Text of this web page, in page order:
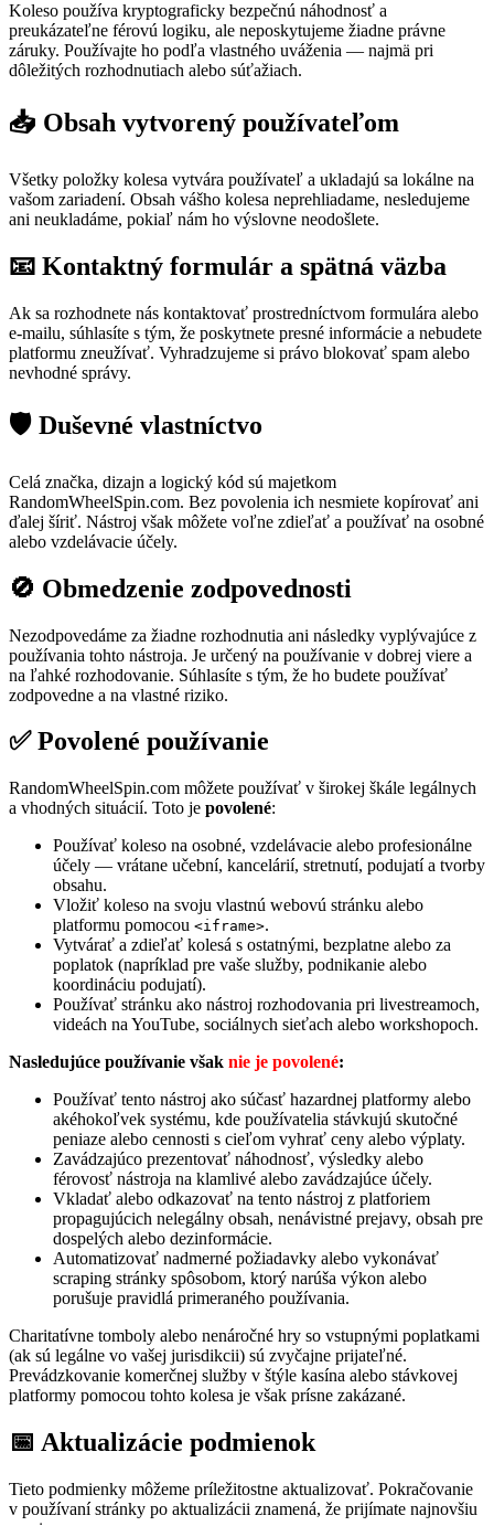
Koleso používa kryptograficky bezpečnú náhodnosť a
preukázateľne férovú logiku, ale neposkytujeme žiadne právne
záruky. Používajte ho podľa vlastného uváženia — najmä pri
dôležitých rozhodnutiach alebo súťažiach.
📥 Obsah vytvorený používateľom
Všetky položky kolesa vytvára používateľ a ukladajú sa lokálne na
vašom zariadení. Obsah vášho kolesa neprehliadame, nesledujeme
ani neukladáme, pokiaľ nám ho výslovne neodošlete.
📧 Kontaktný formulár a spätná väzba
Ak sa rozhodnete nás kontaktovať prostredníctvom formulára alebo
e-mailu, súhlasíte s tým, že poskytnete presné informácie a nebudete
platformu zneužívať. Vyhradzujeme si právo blokovať spam alebo
nevhodné správy.
🛡️ Duševné vlastníctvo
Celá značka, dizajn a logický kód sú majetkom
RandomWheelSpin.com. Bez povolenia ich nesmiete kopírovať ani
ďalej šíriť. Nástroj však môžete voľne zdieľať a používať na osobné
alebo vzdelávacie účely.
🚫 Obmedzenie zodpovednosti
Nezodpovedáme za žiadne rozhodnutia ani následky vyplývajúce z
používania tohto nástroja. Je určený na používanie v dobrej viere a
na ľahké rozhodovanie. Súhlasíte s tým, že ho budete používať
zodpovedne a na vlastné riziko.
✅ Povolené používanie
RandomWheelSpin.com môžete používať v širokej škále legálnych
a vhodných situácií. Toto je povolené:
Používať koleso na osobné, vzdelávacie alebo profesionálne
účely — vrátane učební, kancelárií, stretnutí, podujatí a tvorby
obsahu.
Vložiť koleso na svoju vlastnú webovú stránku alebo
platformu pomocou <iframe>.
Vytvárať a zdieľať kolesá s ostatnými, bezplatne alebo za
poplatok (napríklad pre vaše služby, podnikanie alebo
koordináciu podujatí).
Používať stránku ako nástroj rozhodovania pri livestreamoch,
videách na YouTube, sociálnych sieťach alebo workshopoch.
Nasledujúce používanie však nie je povolené:
Používať tento nástroj ako súčasť hazardnej platformy alebo
akéhokoľvek systému, kde používatelia stávkujú skutočné
peniaze alebo cennosti s cieľom vyhrať ceny alebo výplaty.
Zavádzajúco prezentovať náhodnosť, výsledky alebo
férovosť nástroja na klamlivé alebo zavádzajúce účely.
Vkladať alebo odkazovať na tento nástroj z platforiem
propagujúcich nelegálny obsah, nenávistné prejavy, obsah pre
dospelých alebo dezinformácie.
Automatizovať nadmerné požiadavky alebo vykonávať
scraping stránky spôsobom, ktorý narúša výkon alebo
porušuje pravidlá primeraného používania.
Charitatívne tomboly alebo nenáročné hry so vstupnými poplatkami
(ak sú legálne vo vašej jurisdikcii) sú zvyčajne prijateľné.
Prevádzkovanie komerčnej služby v štýle kasína alebo stávkovej
platformy pomocou tohto kolesa je však prísne zakázané.
📅 Aktualizácie podmienok
Tieto podmienky môžeme príležitostne aktualizovať. Pokračovanie
v používaní stránky po aktualizácii znamená, že prijímate najnovšiu